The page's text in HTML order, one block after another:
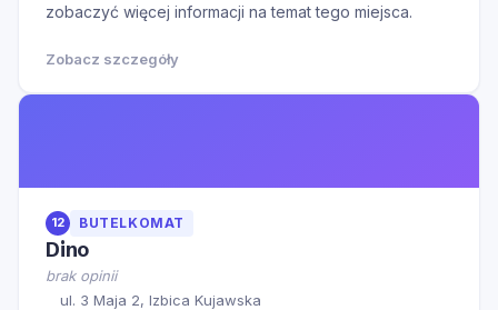
zobaczyć więcej informacji na temat tego miejsca.
Zobacz szczegóły
12 BUTELKOMAT
Dino
brak opinii
ul. 3 Maja 2, Izbica Kujawska